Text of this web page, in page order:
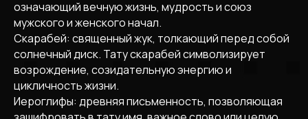
означающий вечную жизнь, мудрость и союз
мужского и женского начал.
Скарабей: священный жук, толкающий перед собой
солнечный диск. Тату скарабей символизирует
возрождение, созидательную энергию и
цикличность жизни.
Иероглифы: древняя письменность, позволяющая